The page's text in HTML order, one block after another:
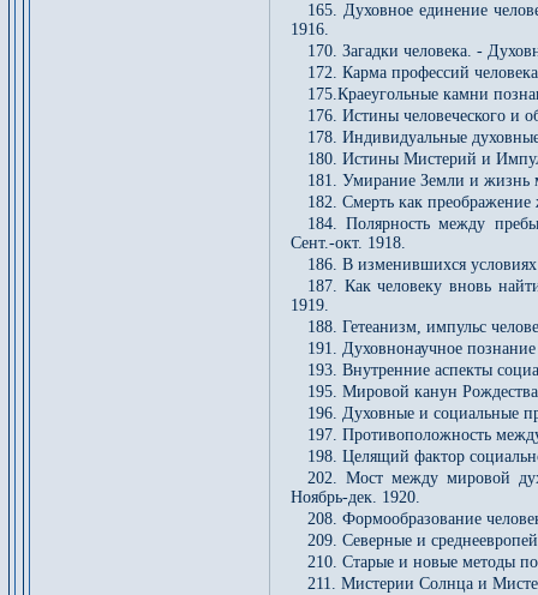
165. Духовное единение
1916.
170. Загадки человека. -
172. Карма профессий
175.Краеугольные камни
176. Истины человеческого и
178. Индивидуальные
180. Истины Мистерий и
181. Умирание Земли и жизнь
182. Смерть как
184. Полярность между
Сент.-окт. 1918.
186. В изменившихся
187. Как человеку вновь
1919.
188. Гетеанизм, импульс
191. Духовнонаучное
193. Внутренние аспекты
195. Мировой канун
196. Духовные и социальные
197. Противоположность
198. Целящий фактор
202. Мост между мировой
Ноябрь-дек. 1920.
208. Формообразование
209. Северные и
210. Старые и новые методы
211. Мистерии Солнца и